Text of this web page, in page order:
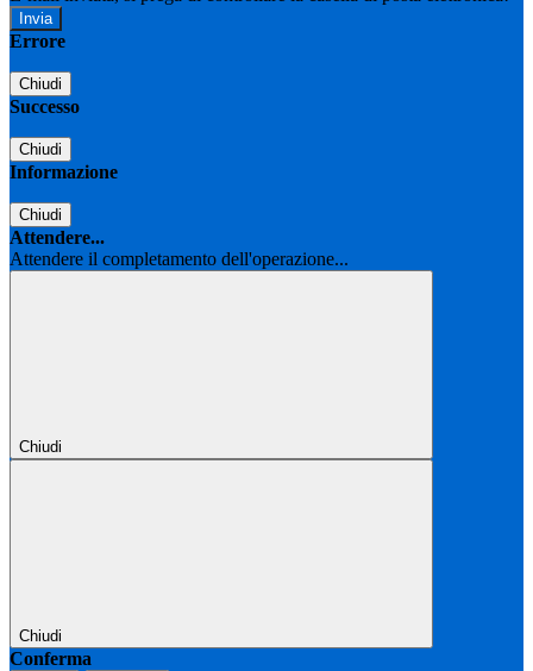
Errore
Chiudi
Successo
Chiudi
Informazione
Chiudi
Attendere...
Attendere il completamento dell'operazione...
Chiudi
Chiudi
Conferma